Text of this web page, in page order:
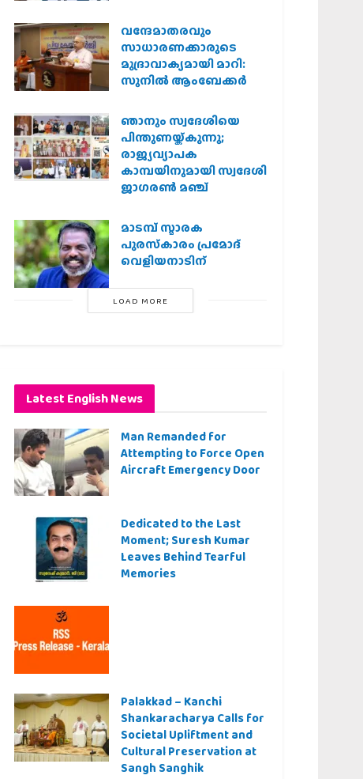
വന്ദേമാതരവും
സാധാരണക്കാരുടെ
മുദ്രാവാക്യമായി മാറി:
സുനിൽ ആംബേക്കർ
ഞാനും സ്വദേശിയെ
പിന്തുണയ്ക്കുന്നു;
രാജ്യവ്യാപക
കാമ്പയിനുമായി സ്വദേശി
ജാഗരണ്‍ മഞ്ച്
മാടമ്പ് സ്മാരക
പുരസ്‌കാരം പ്രമോദ്
വെളിയനാടിന്
LOAD MORE
Latest English News
Man Remanded for
Attempting to Force Open
Aircraft Emergency Door
Dedicated to the Last
Moment; Suresh Kumar
Leaves Behind Tearful
Memories
Palakkad – Kanchi
Shankaracharya Calls for
Societal Upliftment and
Cultural Preservation at
Sangh Sanghik